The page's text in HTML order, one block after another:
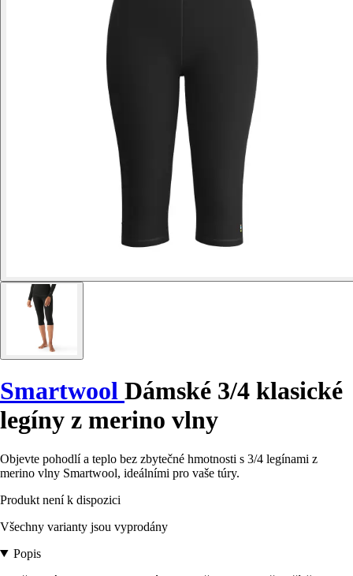
Smartwool Dámské 3/4 klasické
legíny z merino vlny
Objevte pohodlí a teplo bez zbytečné hmotnosti s 3/4 legínami z
merino vlny Smartwool, ideálními pro vaše túry.
Produkt není k dispozici
Všechny varianty jsou vyprodány
Popis